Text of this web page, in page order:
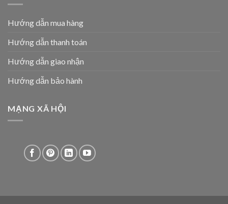
Hướng dẫn mua hàng
Hướng dẫn thanh toán
Hướng dẫn giao nhận
Hướng dẫn bảo hành
MẠNG XÃ HỘI